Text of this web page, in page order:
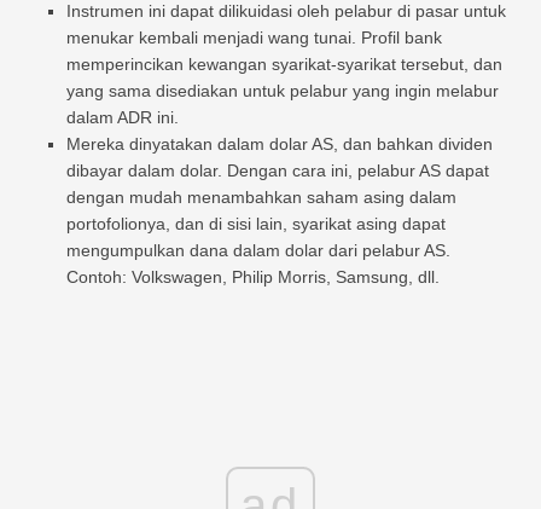
Instrumen ini dapat dilikuidasi oleh pelabur di pasar untuk
menukar kembali menjadi wang tunai. Profil bank
memperincikan kewangan syarikat-syarikat tersebut, dan
yang sama disediakan untuk pelabur yang ingin melabur
dalam ADR ini.
Mereka dinyatakan dalam dolar AS, dan bahkan dividen
dibayar dalam dolar. Dengan cara ini, pelabur AS dapat
dengan mudah menambahkan saham asing dalam
portofolionya, dan di sisi lain, syarikat asing dapat
mengumpulkan dana dalam dolar dari pelabur AS.
Contoh: Volkswagen, Philip Morris, Samsung, dll.